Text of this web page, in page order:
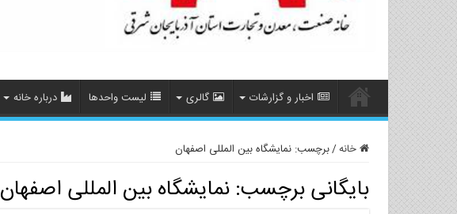
اخبار و گزارشات گالری لیست واحدها درباره خانه
خانه/برچسب: نمایشگاه بین المللی اصفهان
بایگانی برچسب: نمایشگاه بین المللی اصفهان